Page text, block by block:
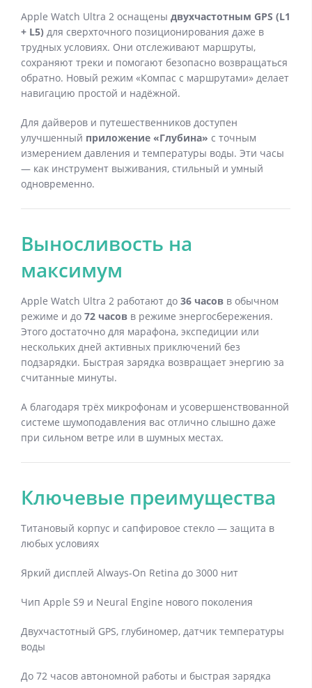
Apple Watch Ultra 2 оснащены двухчастотным GPS (L1
+ L5) для сверхточного позиционирования даже в
трудных условиях. Они отслеживают маршруты,
сохраняют треки и помогают безопасно возвращаться
обратно. Новый режим «Компас с маршрутами» делает
навигацию простой и надёжной.
Для дайверов и путешественников доступен
улучшенный приложение «Глубина» с точным
измерением давления и температуры воды. Эти часы
— как инструмент выживания, стильный и умный
одновременно.
Выносливость на
максимум
Apple Watch Ultra 2 работают до 36 часов в обычном
режиме и до 72 часов в режиме энергосбережения.
Этого достаточно для марафона, экспедиции или
нескольких дней активных приключений без
подзарядки. Быстрая зарядка возвращает энергию за
считанные минуты.
А благодаря трёх микрофонам и усовершенствованной
системе шумоподавления вас отлично слышно даже
при сильном ветре или в шумных местах.
Ключевые преимущества
Титановый корпус и сапфировое стекло — защита в
любых условиях
Яркий дисплей Always-On Retina до 3000 нит
Чип Apple S9 и Neural Engine нового поколения
Двухчастотный GPS, глубиномер, датчик температуры
воды
До 72 часов автономной работы и быстрая зарядка